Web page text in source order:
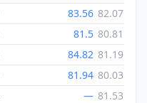
83.56 82.07
81.5 80.81
84.82 81.19
81.94 80.03
— 81.53